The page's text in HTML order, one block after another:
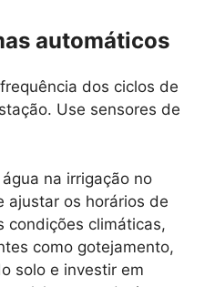
automáticos
dos ciclos de
Use sensores de
na irrigação no
ajustar os horários de
condições climáticas,
como gotejamento,
solo e investir em